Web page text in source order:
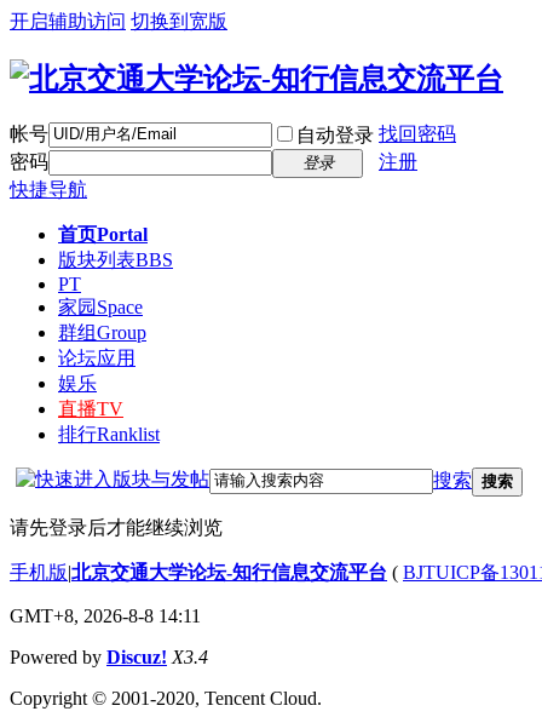
开启辅助访问 切换到宽版
帐号 自动登录 找回密码
密码
登录
注册
快捷导航
首页Portal
版块列表BBS
PT
家园 Space
群组Group
论坛应用
娱乐
直播TV
排行Ranklist
搜索 搜索
请先登录后才能继续浏览
手机版|北京交通大学论坛-知行信息交流平台 ( BJTUICP备
GMT+8, 2026-8-8 14:11
Powered by Discuz! X3.4
Copyright © 2001-2020, Tencent Cloud.